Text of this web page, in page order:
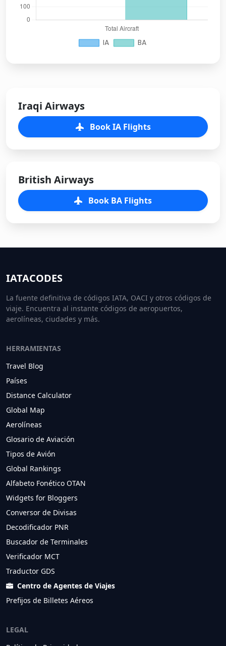
Iraqi Airways
Book IA Flights
British Airways
Book BA Flights
IATACODES
La fuente definitiva de códigos IATA, OACI y otros códigos de
viaje. Encuentra al instante códigos de aeropuertos,
aerolíneas, ciudades y más.
HERRAMIENTAS
Travel Blog
Países
Distance Calculator
Global Map
Aerolíneas
Glosario de Aviación
Tipos de Avión
Global Rankings
Alfabeto Fonético OTAN
Widgets for Bloggers
Conversor de Divisas
Decodificador PNR
Buscador de Terminales
Verificador MCT
Traductor GDS
Centro de Agentes de Viajes
Prefijos de Billetes Aéreos
LEGAL